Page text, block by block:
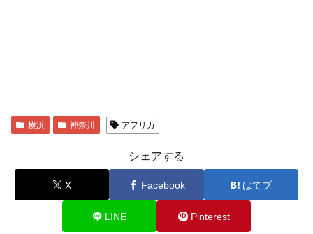
横浜 神奈川 アフリカ
シェアする
X Facebook はてブ
LINE Pinterest